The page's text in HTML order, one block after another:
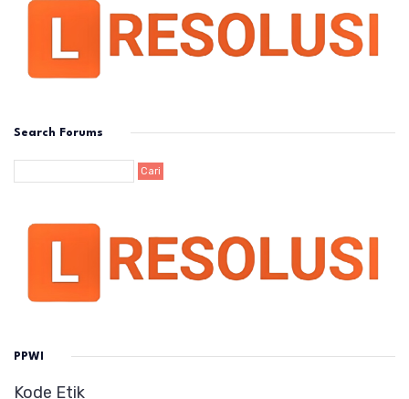
Search Forums
PPWI
Kode Etik